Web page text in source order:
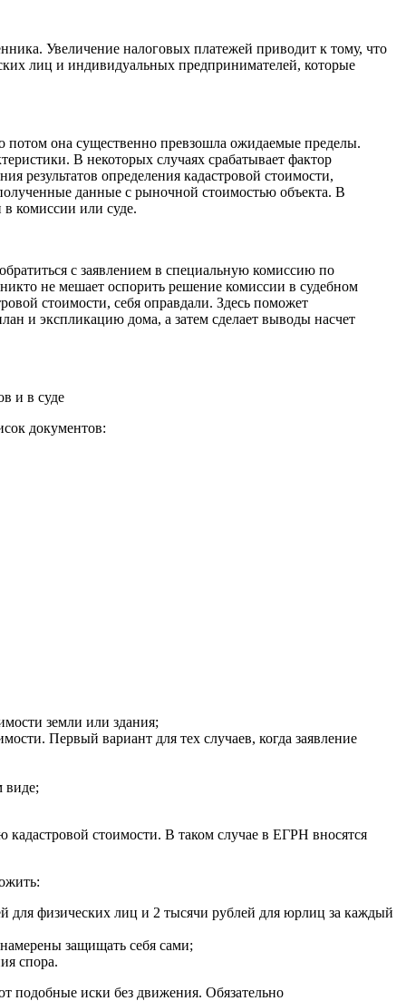
Увеличение налоговых платежей приводит к тому, что
лиц и индивидуальных предпринимателей, которые
она существенно превзошла ожидаемые пределы.
В некоторых случаях срабатывает фактор
результатов определения кадастровой стоимости,
данные с рыночной стоимостью объекта. В
в комиссии или суде.
с заявлением в специальную комиссию по
не мешает оспорить решение комиссии в судебном
стоимости, себя оправдали. Здесь поможет
и экспликацию дома, а затем сделает выводы насчет
документов:
земли или здания;
Первый вариант для тех случаев, когда заявление
виде;
стоимости. В таком случае в ЕГРН вносятся
для физических лиц и 2 тысячи рублей для юрлиц за каждый
защищать себя сами;
спора.
подобные иски без движения. Обязательно